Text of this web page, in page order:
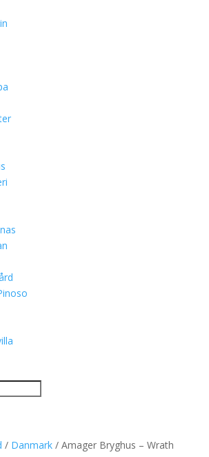
/ Danmark/ Amager Bryghus – Wrath